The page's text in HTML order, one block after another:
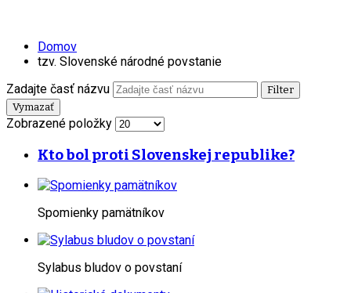
Domov
tzv. Slovenské národné povstanie
Zadajte časť názvu
Filter
Vymazať
Zobrazené položky
Kto bol proti Slovenskej republike?
Spomienky pamätníkov
Sylabus bludov o povstaní